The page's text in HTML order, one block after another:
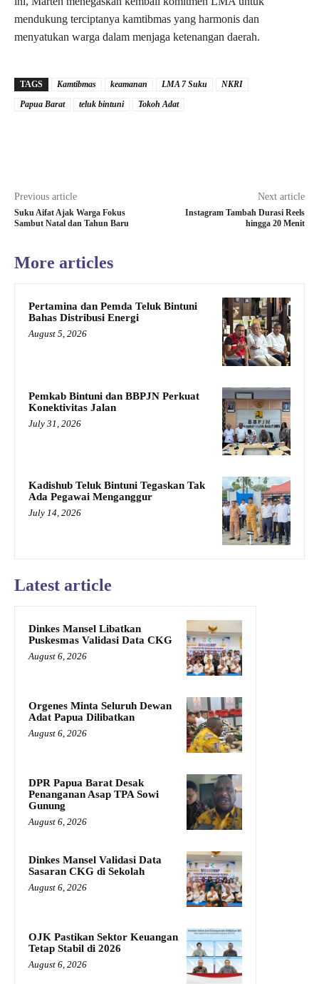
mendukung terciptanya kamtibmas yang harmonis dan
menyatukan warga dalam menjaga ketenangan daerah.
TAGS Kamtibmas keamanan LMA 7 Suku
NKRI
Papua Barat
teluk bintuni Tokoh Adat
Previous article
Suku Aifat Ajak Warga Fokus
Sambut Natal dan Tahun Baru
Next article
Instagram Tambah Durasi Reels
hingga 20 Menit
More articles
Pertamina dan Pemda Teluk Bintuni
Bahas Distribusi Energi
August 5, 2026
Pemkab Bintuni dan BBPJN Perkuat
Konektivitas Jalan
July 31, 2026
Kadishub Teluk Bintuni Tegaskan Tak
Ada Pegawai Menganggur
July 14, 2026
Latest article
Dinkes Mansel Libatkan
Puskesmas Validasi Data CKG
August 6, 2026
Orgenes Minta Seluruh Dewan
Adat Papua Dilibatkan
August 6, 2026
DPR Papua Barat Desak
Penanganan Asap TPA Sowi
Gunung
August 6, 2026
Dinkes Mansel Validasi Data
Sasaran CKG di Sekolah
August 6, 2026
OJK Pastikan Sektor Keuangan
Tetap Stabil di 2026
August 6, 2026